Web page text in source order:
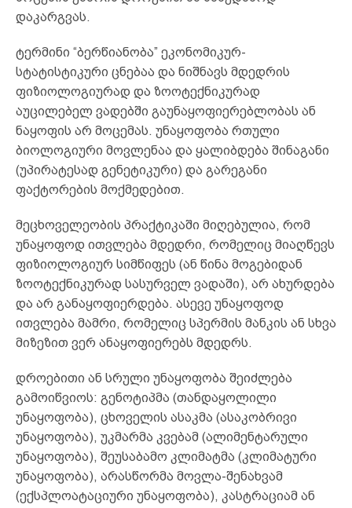
დაკარგვას.
ტერმინი “ბერწიანობა” ეკონომიკურ-
სტატისტიკური ცნებაა და ნიშნავს მდედრის
ფიზიოლოგიურად და ზოოტექნიკურად
აუცილებელ ვადებში გაუნაყოფიერებლობას ან
ნაყოფის არ მოცემას. უნაყოფობა რთული
ბიოლოგიური მოვლენაა და ყალიბდება შინაგანი
(უპირატესად გენეტიკური) და გარეგანი
ფაქტორების მოქმედებით.
მეცხოველეობის პრაქტიკაში მიღებულია, რომ
უნაყოფოდ ითვლება მდედრი, რომელიც მიაღწევს
ფიზიოლოგიურ სიმწიფეს (ან წინა მოგებიდან
ზოოტექნიკურად სასურველ ვადაში), არ ახურდება
და არ განაყოფიერდება. ასევე უნაყოფოდ
ითვლება მამრი, რომელიც სპერმის მანკის ან სხვა
მიზეზით ვერ ანაყოფიერებს მდედრს.
დროებითი ან სრული უნაყოფობა შეიძლება
გამოიწვიოს: გენოტიპმა (თანდაყოლილი
უნაყოფობა), ცხოველის ასაკმა (ასაკობრივი
უნაყოფობა), უკმარმა კვებამ (ალიმენტარული
უნაყოფობა), შეუსაბამო კლიმატმა (კლიმატური
უნაყოფობა), არასწორმა მოვლა-შენახვამ
(ექსპლოატაციური უნაყოფობა), კასტრაციამ ან